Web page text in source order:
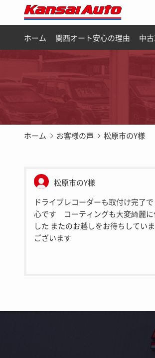
ホーム 関西オート安心の理由 中
ホーム お客様の声 松原市のY様
松原市のY様
ドライブレコーダーも取付け完了
心です コーティングも大変綺麗に
した またのお越しをお待ちしてい
ございます